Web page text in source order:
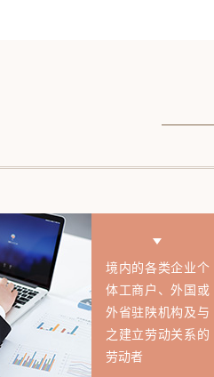
境内的各类企业个
体工商户、外国或
外省驻陕机构及与
之建立劳动关系的
劳动者